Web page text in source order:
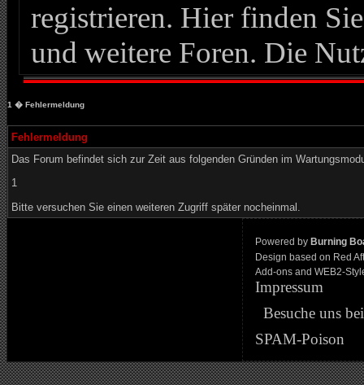
registrieren. Hier finden
und weitere Foren. Die
1 � Fehlermeldung
Fehlermeldung
Das Forum befindet sich zur Zeit aus folgenden Gründen im
1
Bitte versuchen Sie einen weiteren Zugriff später nocheinmal.
Powered by Burning
Design based on Red
Add-ons and WEB2-
Impressum
Besuche uns
SPAM-Poison